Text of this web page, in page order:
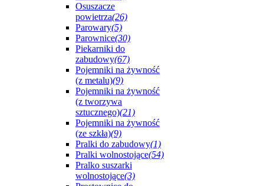
Osuszacze
powietrza(26)
Parowary(5)
Parownice(30)
Piekarniki do
zabudowy(67)
Pojemniki na żywność
(z metalu)(9)
Pojemniki na żywność
(z tworzywa
sztucznego)(21)
Pojemniki na żywność
(ze szkła)(9)
Pralki do zabudowy(1)
Pralki wolnostojące(54)
Pralko suszarki
wolnostojące(3)